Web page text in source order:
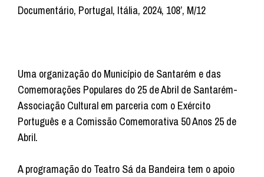
Documentário, Portugal, Itália, 2024, 108’, M/12
Uma organização do Município de Santarém e das
Comemorações Populares do 25 de Abril de Santarém-
Associação Cultural em parceria com o Exército
Português e a Comissão Comemorativa 50 Anos 25 de
Abril.
A programação do Teatro Sá da Bandeira tem o apoio